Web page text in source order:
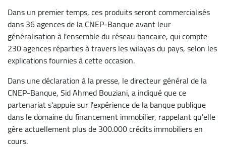
Dans un premier temps, ces produits seront commercialisés
dans 36 agences de la CNEP-Banque avant leur
généralisation à l'ensemble du réseau bancaire, qui compte
230 agences réparties à travers les wilayas du pays, selon les
explications fournies à cette occasion.
Dans une déclaration à la presse, le directeur général de la
CNEP-Banque, Sid Ahmed Bouziani, a indiqué que ce
partenariat s'appuie sur l'expérience de la banque publique
dans le domaine du financement immobilier, rappelant qu'elle
gère actuellement plus de 300.000 crédits immobiliers en
cours.